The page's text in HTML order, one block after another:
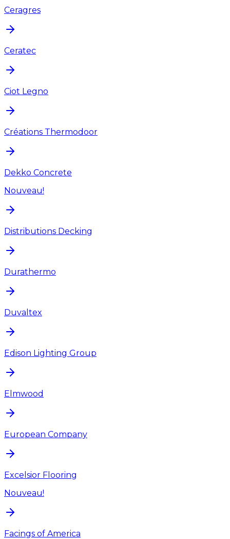
Ceragres
Ceratec
Ciot Legno
Créations Thermodoor
Dekko Concrete
Nouveau!
Distributions Decking
Durathermo
Duvaltex
Edison Lighting Group
Elmwood
European Company
Excelsior Flooring
Nouveau!
Facings of America